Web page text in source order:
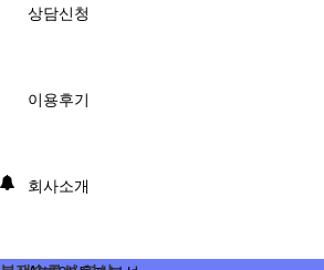
상담신청
이용후기
회사소개